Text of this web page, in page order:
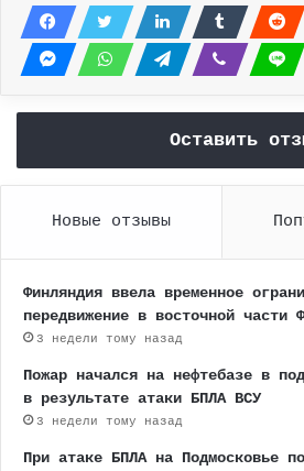
Оставить
Новые отзывы
Финляндия ввела временное
передвижение в восточной части
3 недели тому назад
Пожар начался на нефтебазе в
в результате атаки БПЛА ВСУ
3 недели тому назад
При атаке БПЛА на Подмосковье